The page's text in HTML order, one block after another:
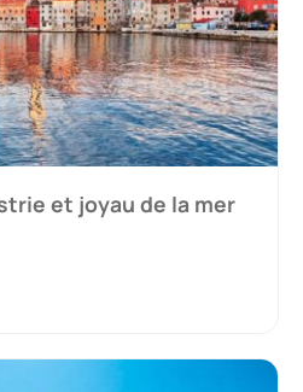
et joyau de la mer